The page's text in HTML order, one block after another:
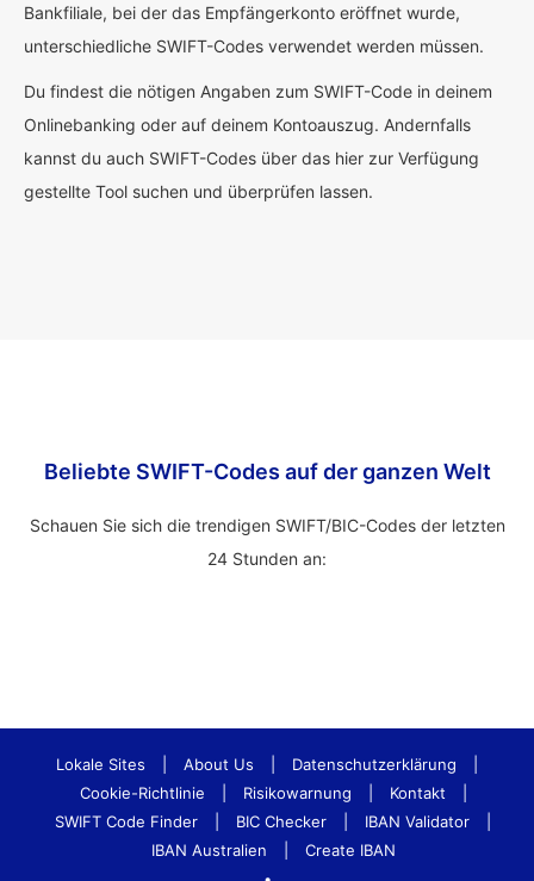
Bankfiliale, bei der das Empfängerkonto eröffnet wurde,
unterschiedliche SWIFT-Codes verwendet werden müssen.
Du findest die nötigen Angaben zum SWIFT-Code in deinem
Onlinebanking oder auf deinem Kontoauszug. Andernfalls
kannst du auch SWIFT-Codes über das hier zur Verfügung
gestellte Tool suchen und überprüfen lassen.
Beliebte SWIFT-Codes auf der ganzen Welt
Schauen Sie sich die trendigen SWIFT/BIC-Codes der letzten
24 Stunden an:
Lokale Sites About Us Datenschutzerklärung
Cookie-Richtlinie
Risikowarnung Kontakt
SWIFT Code Finder
BIC Checker IBAN Validator
IBAN Australien
Create IBAN